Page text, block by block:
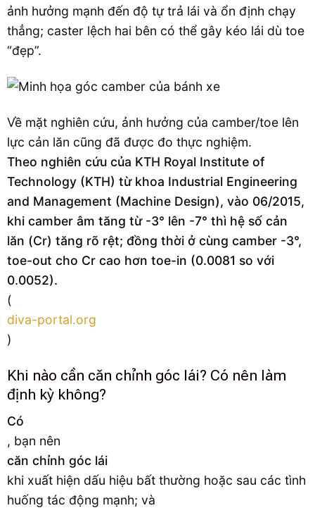
ảnh hưởng mạnh đến độ tự trả lái và ổn định chạy
thẳng; caster lệch hai bên có thể gây kéo lái dù toe
“đẹp”.
Về mặt nghiên cứu, ảnh hưởng của camber/toe lên
lực cản lăn cũng đã được đo thực nghiệm.
Theo nghiên cứu của KTH Royal Institute of
Technology (KTH) từ khoa Industrial Engineering
and Management (Machine Design), vào 06/2015,
khi camber âm tăng từ -3° lên -7° thì hệ số cản
lăn (Cr) tăng rõ rệt; đồng thời ở cùng camber -3°,
toe-out cho Cr cao hơn toe-in (0.0081 so với
0.0052).
(
diva-portal.org
)
Khi nào cần căn chỉnh góc lái? Có nên làm
định kỳ không?
Có
, bạn nên
căn chỉnh góc lái
khi xuất hiện dấu hiệu bất thường hoặc sau các tình
huống tác động mạnh; và